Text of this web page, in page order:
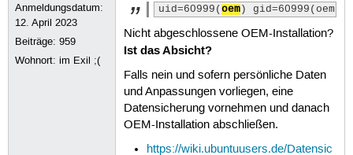
Anmeldungsdatum:
12. April 2023
Beiträge:959
Wohnort: im Exil ;(
uid=60999( oem) gid=60999(oem) …
Nicht abgeschlossene OEM-Installation?
Ist das Absicht?
Falls nein und sofern persönliche Daten
und Anpassungen vorliegen, eine
Datensicherung vornehmen und danach
OEM-Installation abschließen.
https://wiki.ubuntuusers.de/Datensic